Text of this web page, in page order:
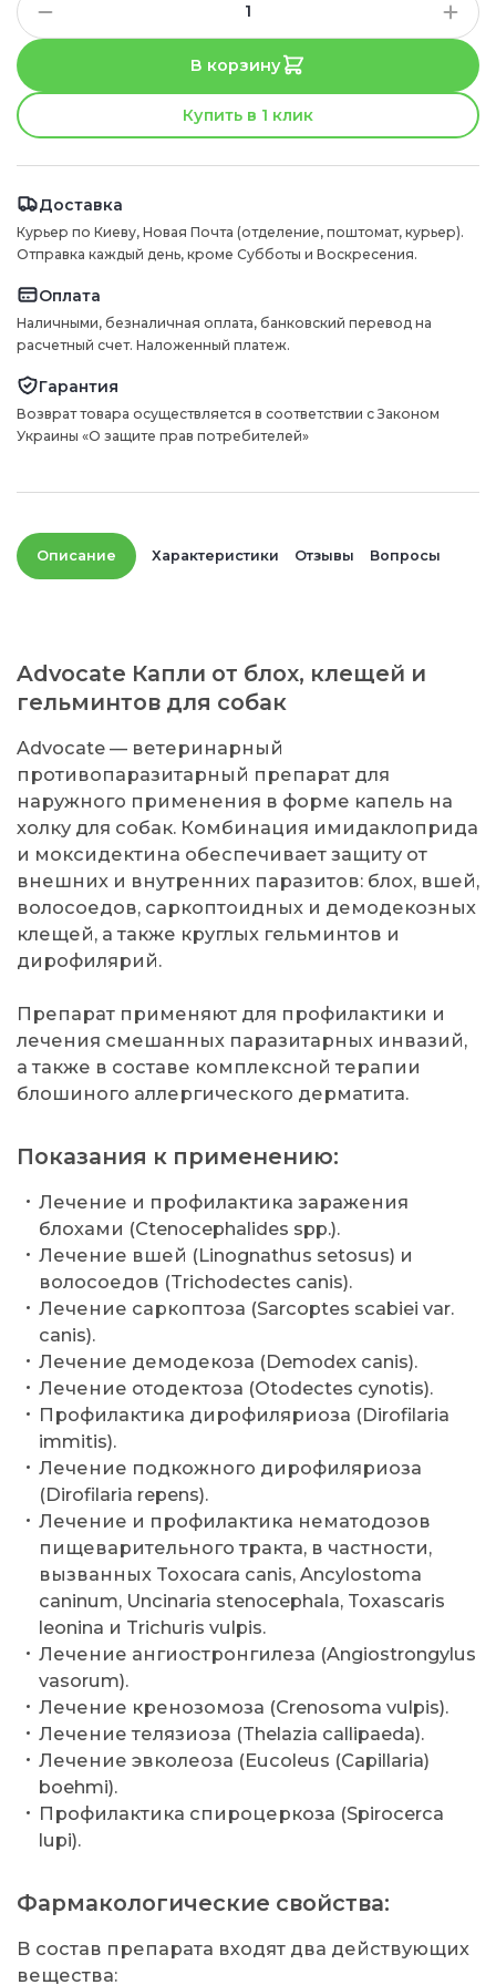
В корзину
Купить в 1 клик
Доставка
Курьер по Киеву, Новая Почта (отделение, поштомат, курьер).
Отправка каждый день, кроме Субботы и Воскресения.
Оплата
Наличными, безналичная оплата, банковский перевод на
расчетный счет. Наложенный платеж.
Гарантия
Возврат товара осуществляется в соответствии с Законом
Украины «О защите прав потребителей»
Описание Характеристики Отзывы Вопросы
Advocate Капли от блох, клещей и
гельминтов для собак
Advocate — ветеринарный
противопаразитарный препарат для
наружного применения в форме капель на
холку для собак. Комбинация имидаклоприда
и моксидектина обеспечивает защиту от
внешних и внутренних паразитов: блох, вшей,
волосоедов, саркоптоидных и демодекозных
клещей, а также круглых гельминтов и
дирофилярий.
Препарат применяют для профилактики и
лечения смешанных паразитарных инвазий,
а также в составе комплексной терапии
блошиного аллергического дерматита.
Показания к применению:
Лечение и профилактика заражения
блохами (Ctenocephalides spp.).
Лечение вшей (Linognathus setosus) и
волосоедов (Trichodectes canis).
Лечение саркоптоза (Sarcoptes scabiei var.
canis).
Лечение демодекоза (Demodex canis).
Лечение отодектоза (Otodectes cynotis).
Профилактика дирофиляриоза (Dirofilaria
immitis).
Лечение подкожного дирофиляриоза
(Dirofilaria repens).
Лечение и профилактика нематодозов
пищеварительного тракта, в частности,
вызванных Toxocara canis, Ancylostoma
caninum, Uncinaria stenocephala, Toxascaris
leonina и Trichuris vulpis.
Лечение ангиостронгилеза (Angiostrongylus
vasorum).
Лечение кренозомоза (Crenosoma vulpis).
Лечение телязиоза (Thelazia callipaeda).
Лечение эвколеоза (Eucoleus (Capillaria)
boehmi).
Профилактика спироцеркоза (Spirocerca
lupi).
Фармакологические свойства:
В состав препарата входят два действующих
вещества: